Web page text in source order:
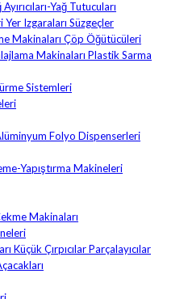
Yağ Tutucuları
Izgaraları Süzgeçler
Makinaları Çöp Öğütücüleri
Makinaları Plastik Sarma
Sistemleri
Folyo Dispenserleri
Yapıştırma Makineleri
Makinaları
Küçük Çırpıcılar Parçalayıcılar